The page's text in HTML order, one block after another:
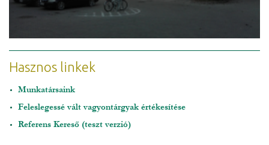
Hasznos linkek
Munkatársaink
Feleslegessé vált vagyontárgyak értékesítése
Referens Kereső (teszt verzió)